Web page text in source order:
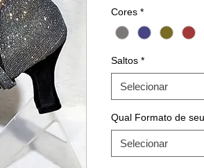
Cores *
Saltos *
Selecionar
Qual Formato de
Selecionar